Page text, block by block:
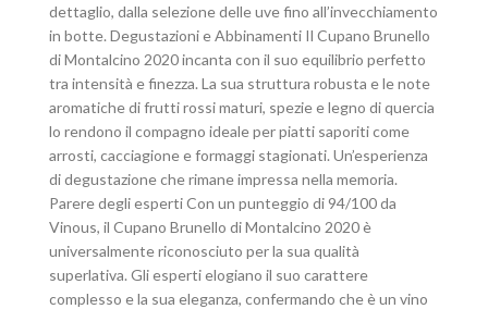
dettaglio, dalla selezione delle uve fino all’invecchiamento
in botte. Degustazioni e Abbinamenti Il Cupano Brunello
di Montalcino 2020 incanta con il suo equilibrio perfetto
tra intensità e finezza. La sua struttura robusta e le note
aromatiche di frutti rossi maturi, spezie e legno di quercia
lo rendono il compagno ideale per piatti saporiti come
arrosti, cacciagione e formaggi stagionati. Un’esperienza
di degustazione che rimane impressa nella memoria.
Parere degli esperti Con un punteggio di 94/100 da
Vinous, il Cupano Brunello di Montalcino 2020 è
universalmente riconosciuto per la sua qualità
superlativa. Gli esperti elogiano il suo carattere
complesso e la sua eleganza, confermando che è un vino